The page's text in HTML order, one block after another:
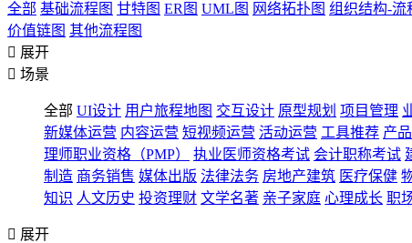
全部 基础流程图 甘特图 ER图 UML图 网络拓扑图 组织结构-流
价值链图 其他流程图
 展开
 场景
全部 UI设计 用户旅程地图 交互设计 原型规划 项目管理
新媒体运营 内容运营 短视频运营 活动运营 工具推荐 产
理师职业资格（PMP）
执业医师资格考试 会计职称考试
制造 商务销售 媒体出版 法律法务 房地产建筑 医疗保健
知识 人文历史 投资理财 文学名著 亲子家庭 心理成长 职
 展开